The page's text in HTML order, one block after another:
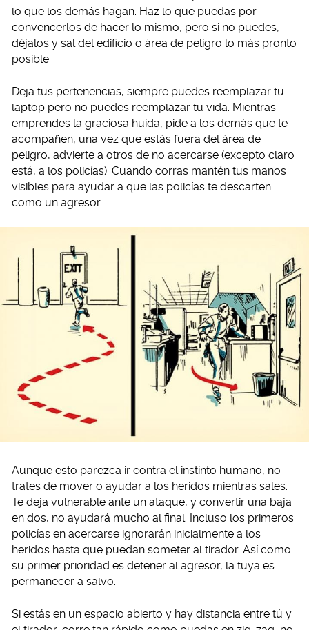
lo que los demás hagan. Haz lo que puedas por
convencerlos de hacer lo mismo, pero si no puedes,
déjalos y sal del edificio o área de peligro lo más pronto
posible.
Deja tus pertenencias, siempre puedes reemplazar tu
laptop pero no puedes reemplazar tu vida. Mientras
emprendes la graciosa huida, pide a los demás que te
acompañen, una vez que estás fuera del área de
peligro, advierte a otros de no acercarse (excepto claro
está, a los policías). Cuando corras mantén tus manos
visibles para ayudar a que las policías te descarten
como un agresor.
Aunque esto parezca ir contra el instinto humano, no
trates de mover o ayudar a los heridos mientras sales.
Te deja vulnerable ante un ataque, y convertir una baja
en dos, no ayudará mucho al final. Incluso los primeros
policías en acercarse ignorarán inicialmente a los
heridos hasta que puedan someter al tirador. Así como
su primer prioridad es detener al agresor, la tuya es
permanecer a salvo.
Si estás en un espacio abierto y hay distancia entre tú y